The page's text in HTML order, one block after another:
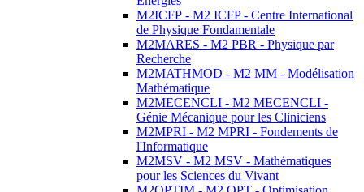
M2ICFP - M2 ICFP - Centre International
de Physique Fondamentale
M2MARES - M2 PBR - Physique par
Recherche
M2MATHMOD - M2 MM - Modélisation
Mathématique
M2MECENCLI - M2 MECENCLI -
Génie Mécanique pour les Cliniciens
M2MPRI - M2 MPRI - Fondements de
l'Informatique
M2MSV - M2 MSV - Mathématiques
pour les Sciences du Vivant